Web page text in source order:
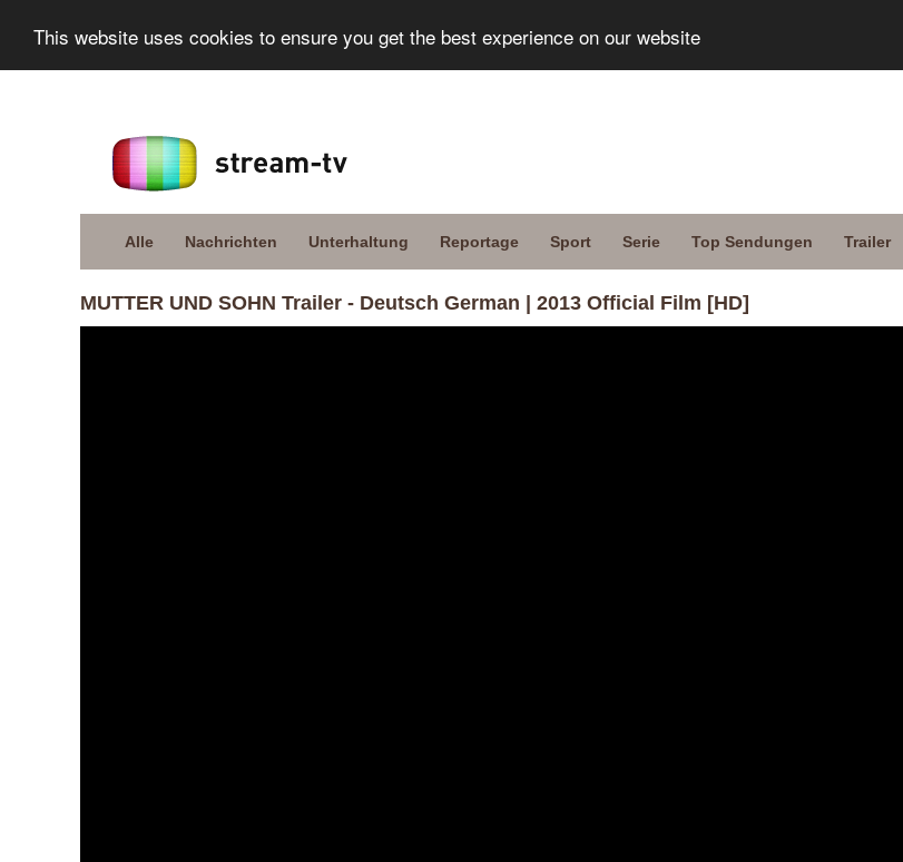
This website uses cookies to ensure you get the best experience on our website
Alle Nachrichten Unterhaltung Reportage Sport Serie Top Sendungen Trailer
MUTTER UND SOHN Trailer - Deutsch German | 2013 Official Film [HD]